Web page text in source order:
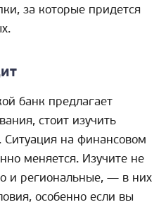
за которые придется
банк предлагает
стоит изучить
на финансовом
меняется. Изучите не
и региональные, — в них
особенно если вы